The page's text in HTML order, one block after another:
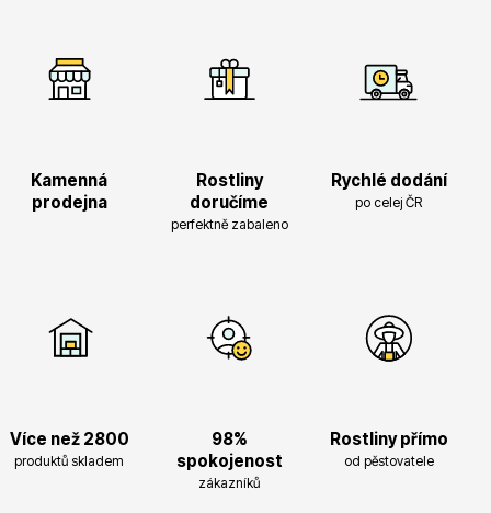
Listnaté stromy
Kamenná
prodejna
Rostliny
doručíme
perfektně zabaleno
Rychlé dodání
po celej ČR
Více než 2800
produktů skladem
98%
spokojenost
zákazníků
Rostliny přímo
od pěstovatele